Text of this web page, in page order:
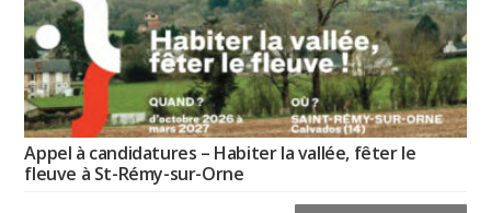
Appel à candidatures – Habiter la vallée, fêter le
fleuve à St-Rémy-sur-Orne